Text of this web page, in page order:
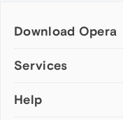
Download Opera
Computer browsers
Opera for Mac
Services
Add-ons
Help